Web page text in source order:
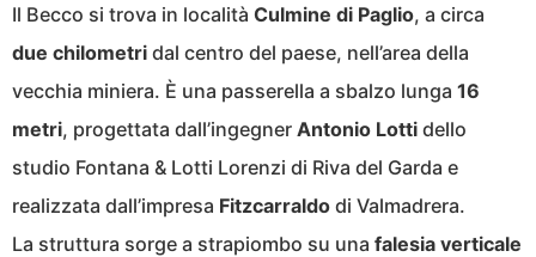
Il Becco si trova in località Culmine di Paglio, a circa
due chilometri dal centro del paese, nell’area della
vecchia miniera. È una passerella a sbalzo lunga 16
metri, progettata dall’ingegner Antonio Lotti dello
studio Fontana & Lotti Lorenzi di Riva del Garda e
realizzata dall’impresa Fitzcarraldo di Valmadrera.
La struttura sorge a strapiombo su una falesia verticale